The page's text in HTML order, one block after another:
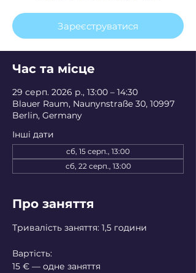
Зареєструватися
Час та місце
29 серп. 2026 р., 13:00 – 14:30
Blauer Raum, Naunynstraße 30, 10997
Berlin, Germany
Інші дати
сб, 15 серп., 13:00
сб, 22 серп., 13:00
Про заняття
Тривалість заняття: 1,5 години
Вартість:
15 € — одне заняття